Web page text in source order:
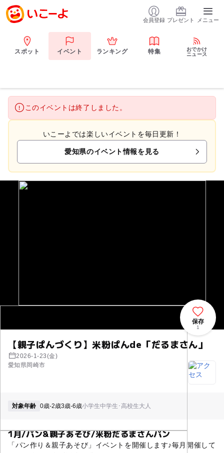
会員登録 プレゼント メニュー
スポット イベント ランキング 特集
おでかけ
ニュース
このイベントは終了しました。
いこーよでは楽しいイベントを毎日更新！
愛知県のイベント情報を見る
【親子ぱんづくり】米粉ぱんde「だるまさん」
2026-1-23(金)
愛知県岡崎市
保存
1
対象年齢 0歳-2歳3歳-6歳小学生中学生･高校生大人
1月/パン&親子あそび/米粉だるまさんパン
「パン作り＆親子あそび」イベントを開催します♪毎月開催して